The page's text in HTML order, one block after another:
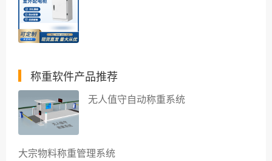
称重软件产品推荐
无人值守自动称重系统
大宗物料称重管理系统